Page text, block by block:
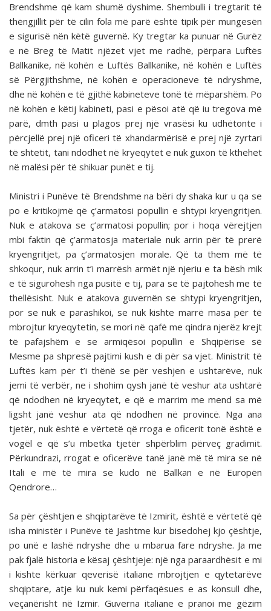
Brendshme që kam shumë dyshime. Shembulli i tregtarit të
thëngjillit për të cilin fola më parë është tipik për mungesën
e sigurisë nën këtë guvernë. Ky tregtar ka punuar në Gurëz
e në Breg të Matit njëzet vjet me radhë, përpara Luftës
Ballkanike, në kohën e Luftës Ballkanike, në kohën e Luftës
së Përgjithshme, në kohën e operacione­ve të ndryshme,
dhe në kohën e të gjithë kabineteve tonë të mëparshëm. Po
në kohën e këtij kabineti, pasi e pësoi atë që iu tregova më
parë, dmth pasi u plagos prej një vrasësi ku udhëtonte i
përcjellë prej një oficeri të xhandarmërisë e prej një zyrtari
të shtetit, tani ndodhet në kryeqytet e nuk guxon të kthehet
në malësi për të shikuar punët e tij.
Ministri i Punëve të Brendshme na bëri dy shaka kur u qa se
po e kritikojmë që ç’armatosi popullin e shtypi kry­engritjen.
Nuk e atakova se ç’armatosi popullin; por i hoqa vërejtjen
mbi faktin që ç’armatosja materiale nuk arrin për të prerë
kryengritjet, pa ç’armatosjen morale. Që ta them më të
shkoqur, nuk arrin t’i marrësh armët një njeriu e ta bësh mik
e të sigurohesh nga pusitë e tij, para se të pajtohesh me të
thellësisht. Nuk e atakova guvernën se shtypi kryengritjen,
por se nuk e parashikoi, se nuk kishte marrë masa për të
mbrojtur kryeqytetin, se mori në qafë me qindra njerëz krejt
të pafajshëm e se armiqësoi popullin e Shqipërise së
Mesme pa shpresë pajtimi kush e di për sa vjet. Ministrit të
Luftës kam për t’i thënë se për veshjen e ushtarëve, nuk
jemi të verbër, ne i shohim qysh janë të ve­shur ata ushtarë
që ndodhen në kryeqytet, e që e marrim me mend sa më
ligsht janë veshur ata që ndodhen në provincë. Nga ana
tjetër, nuk është e vërtetë që rroga e oficerit tonë është e
vogël e që s’u mbetka tjetër shpërblim përveç grad­imit.
Përkundrazi, rrogat e oficerëve tanë janë më të mira se në
Itali e më të mira se kudo në Ballkan e në Europën
Qendrore…
Sa për çështjen e shqiptarëve të Izmirit, është e vër­tetë që
isha ministër i Punëve të Jashtme kur bisedohej kjo çështje,
po unë e lashë ndryshe dhe u mbarua fare ndry­she. Ja me
pak fjalë historia e kësaj çështjeje: një nga para­ardhësit e mi
i kishte kërkuar qeverisë italiane mbrojtjen e qytetarëve
shqiptare, atje ku nuk kemi përfaqësues e as konsull dhe,
veçanërisht në Izmir. Guverna italiane e pra­noi me gëzim